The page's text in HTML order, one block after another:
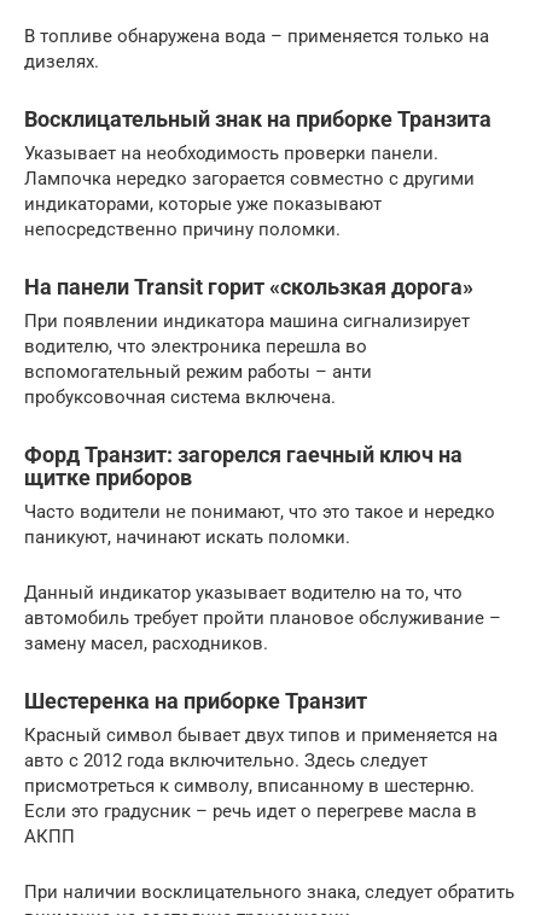
В топливе обнаружена вода – применяется только на
дизелях.
Восклицательный знак на приборке Транзита
Указывает на необходимость проверки панели.
Лампочка нередко загорается совместно с другими
индикаторами, которые уже показывают
непосредственно причину поломки.
На панели Transit горит «скользкая дорога»
При появлении индикатора машина сигнализирует
водителю, что электроника перешла во
вспомогательный режим работы – анти
пробуксовочная система включена.
Форд Транзит: загорелся гаечный ключ на
щитке приборов
Часто водители не понимают, что это такое и нередко
паникуют, начинают искать поломки.
Данный индикатор указывает водителю на то, что
автомобиль требует пройти плановое обслуживание –
замену масел, расходников.
Шестеренка на приборке Транзит
Красный символ бывает двух типов и применяется на
авто с 2012 года включительно. Здесь следует
присмотреться к символу, вписанному в шестерню.
Если это градусник – речь идет о перегреве масла в
АКПП
При наличии восклицательного знака, следует обратить